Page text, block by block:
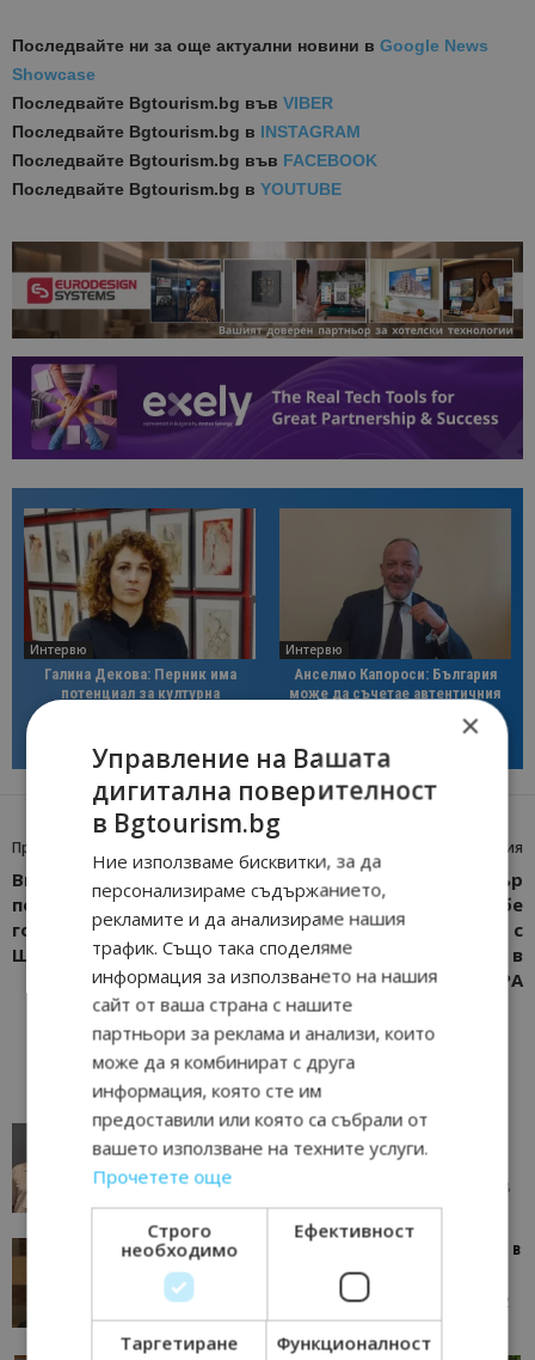
Последвайте ни за още актуални новини в Google News
Showcase
Последвайте Bgtourism.bg във VIBER
Последвайте Bgtourism.bg в INSTAGRAM
Последвайте Bgtourism.bg във FACEBOOK
Последвайте Bgtourism.bg в YOUTUBE
Интервю
Галина Декова: Перник има
потенциал за културна
Интервю
Анселмо Капороси: България
може да съчетае автентичния
Предишна статия
Виенският Оперен Бал
под знака на
годишнината на Йохан
Щраус-син
Следваща статия
Здравният министър
Силви Кирилов бе
запознат с
приоритетите в
дейността на BUBSPA
AI в туризма: защо камериерка може да се
окаже по-трудна за...
AI Travel Economy с Елица Стоилова 05/08/2026 08:28
Тим Браун: Хотелите губят пари заради грешки в
данните и липсващи...
AI Travel Economy с Елица Стоилова 13/07/2026 09:02
×
Управление на Вашата
дигитална поверителност
в Bgtourism.bg
Ние използваме бисквитки, за да
персонализираме съдържанието,
рекламите и да анализираме нашия
трафик. Също така споделяме
информация за използването на нашия
сайт от ваша страна с нашите
партньори за реклама и анализи, които
може да я комбинират с друга
информация, която сте им
предоставили или която са събрали от
вашето използване на техните услуги.
Прочетете още
Строго
необходимо
Ефективност
Таргетиране Функционалност